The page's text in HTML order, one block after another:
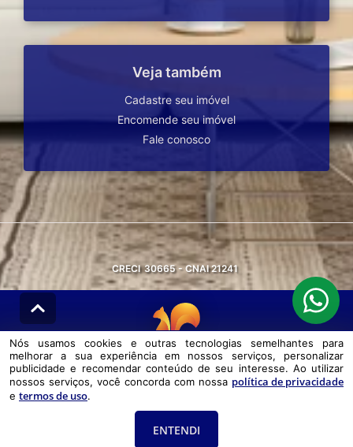
Veja também
Cadastre seu imóvel
Encomende seu imóvel
Fale conosco
CRECI 30665 - CNAI 21241
© DESENVOLVIDO PELAAGIL.NET
Nós usamos cookies e outras tecnologias semelhantes para melhorar a
sua experiência em nossos serviços, personalizar publicidade e
Nós usamos cookies e outras tecnologias semelhantes para
melhorar a sua experiência em nossos serviços, personalizar
publicidade e recomendar conteúdo de seu interesse. Ao utilizar
nossos serviços, você concorda com nossa política de privacidade
e termos de uso.
ENTENDI